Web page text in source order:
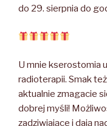
do 29. sierpnia do
U mnie kserostomia
radioterapii. Smak też
aktualnie zmagacie
dobrej myśli!
zadziwiające i dają